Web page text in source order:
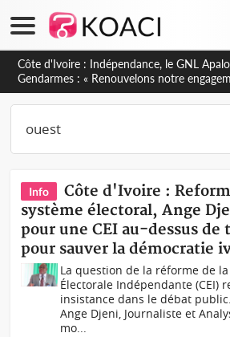
Sierra Leone : Un projet de réforme
gestation, points clés des amendements,
Info
Côte d'Ivoire :
système électoral, Ange
pour une CEI au-dessus de
pour sauver la démocratie
La question de la réforme de
Électorale Indépendante (CEI)
insistance dans le débat public.
Ange Djeni, Journaliste et
mo...